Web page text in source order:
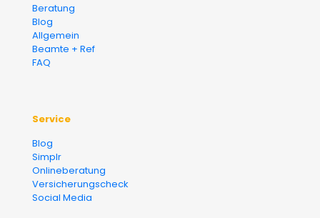
Beratung
Blog
Allgemein
Beamte + Ref
FAQ
Service
Blog
Simplr
Onlineberatung
Versicherungscheck
Social Media